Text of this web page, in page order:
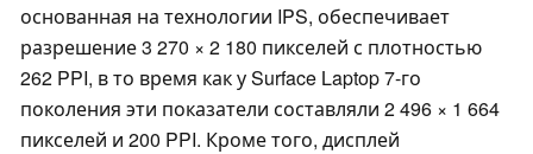
основанная на технологии IPS, обеспечивает
разрешение 3 270 × 2 180 пикселей с плотностью
262 PPI, в то время как у Surface Laptop 7-го
поколения эти показатели составляли 2 496 × 1 664
пикселей и 200 PPI. Кроме того, дисплей